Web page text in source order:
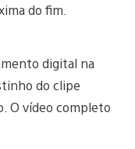
do fim.
digital na
do clipe
O vídeo completo